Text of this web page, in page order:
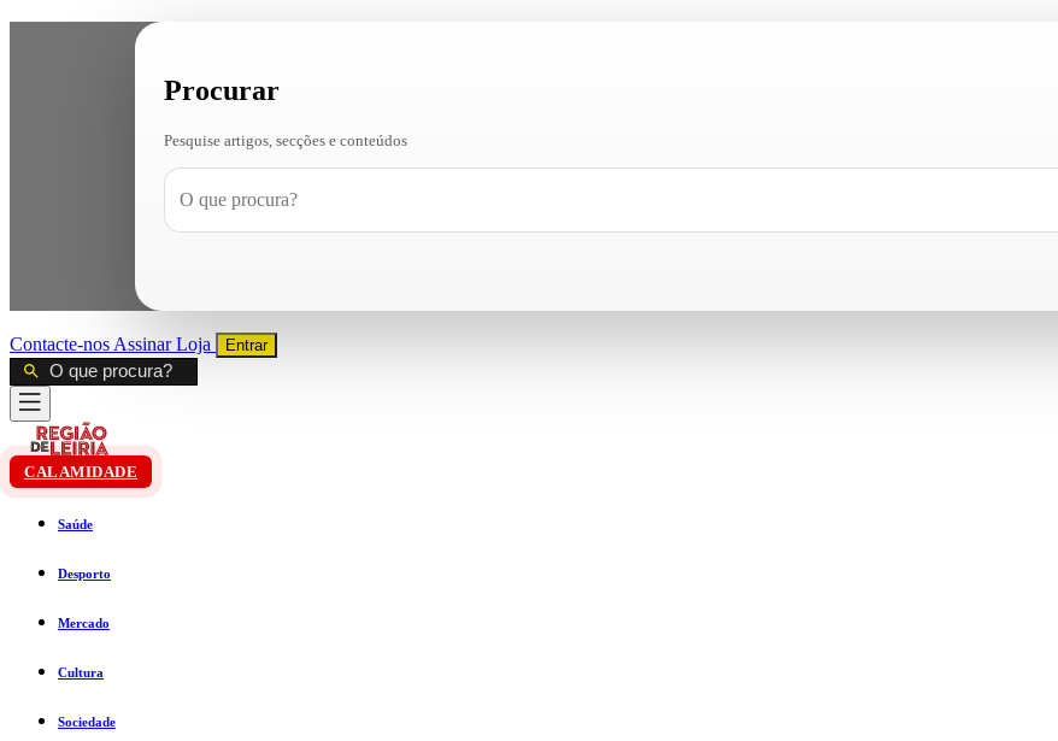
Procurar
Pesquise artigos, secções e conteúdos
Contacte-nos AssinarLoja Entrar
CALAMIDADE
Saúde
Desporto
Mercado
Cultura
Sociedade